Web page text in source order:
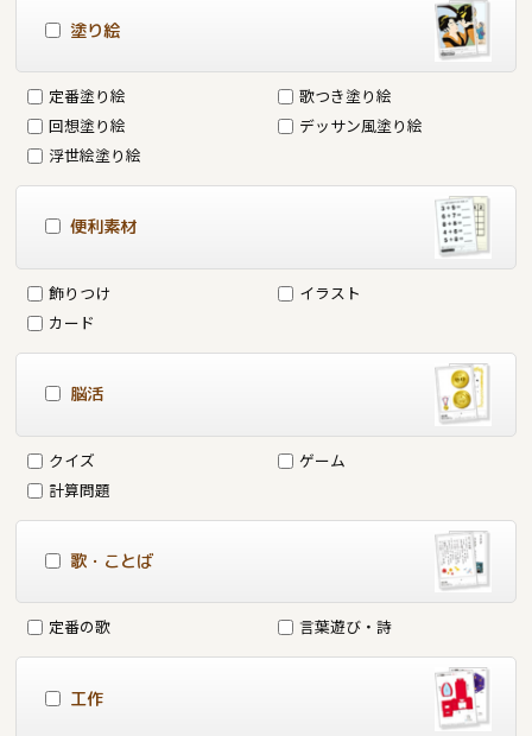
塗り絵
定番塗り絵
歌つき塗り絵
回想塗り絵
デッサン風塗り絵
浮世絵塗り絵
便利素材
飾りつけ
イラスト
カード
脳活
クイズ
ゲーム
計算問題
歌・ことば
定番の歌 言葉遊び・詩
工作